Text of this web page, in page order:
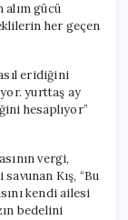
alım gücü
her geçen
eridiğini
yurttaş ay
hesaplıyor”
vergi,
Kış, “Bu
kendi ailesi
bedelini